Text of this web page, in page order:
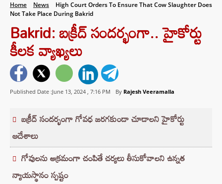
Home News
High Court Orders To Ensure That Cow Slaughter Does
Not Take Place During Bakrid
Bakrid: బక్రీద్ సందర్భంగా.. హైకోర్టు
కీలక వ్యాఖ్యలు
Published Date :June 13, 2024 , 7:16 PM By Rajesh Veeramalla
బక్రీద్ సందర్భంగా గోవధ జరగకుండా చూడాలని హైకోర్టు
ఆదేశాలు
గోవులను అక్రమంగా చంపితే చర్యలు తీసుకోవాలని ఉన్నత
న్యాయస్థానం స్పష్టం